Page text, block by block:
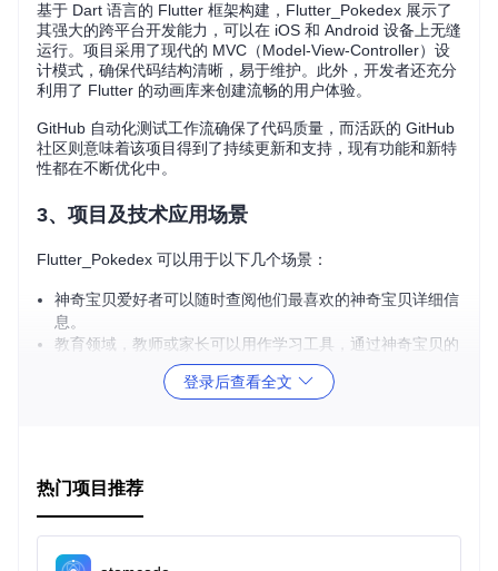
基于 Dart 语言的 Flutter 框架构建，Flutter_Pokedex 展示了
其强大的跨平台开发能力，可以在 iOS 和 Android 设备上无缝
运行。项目采用了现代的 MVC（Model-View-Controller）设
计模式，确保代码结构清晰，易于维护。此外，开发者还充分
利用了 Flutter 的动画库来创建流畅的用户体验。
GitHub 自动化测试工作流确保了代码质量，而活跃的 GitHub
社区则意味着该项目得到了持续更新和支持，现有功能和新特
性都在不断优化中。
3、项目及技术应用场景
Flutter_Pokedex 可以用于以下几个场景：
神奇宝贝爱好者可以随时查阅他们最喜欢的神奇宝贝详细信
息。
教育领域，教师或家长可以用作学习工具，通过神奇宝贝的
数据教授孩子关于生物分类、统计等概念。
开发者可以研究这个项目来学习 Flutter 框架的实际应用，
登录后查看全文
热门项目推荐